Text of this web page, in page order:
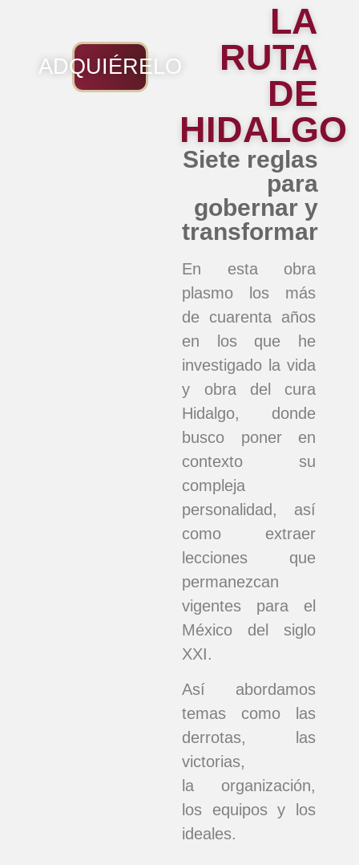
ADQUIÉRELO
LA
RUTA
DE
HIDALGO
Siete reglas
para
gobernar y
transformar
En esta obra
plasmo los más
de cuarenta años
en los que he
investigado la vida
y obra del cura
Hidalgo, donde
busco poner en
contexto su
compleja
personalidad, así
como extraer
lecciones que
permanezcan
vigentes para el
México del siglo
XXI.
Así abordamos
temas como las
derrotas, las
victorias,
la organización,
los equipos y los
ideales.